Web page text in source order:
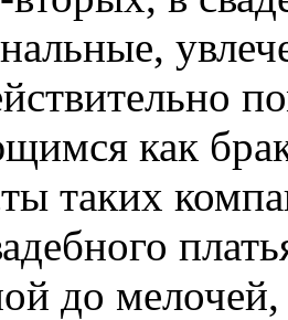
как
таких
до